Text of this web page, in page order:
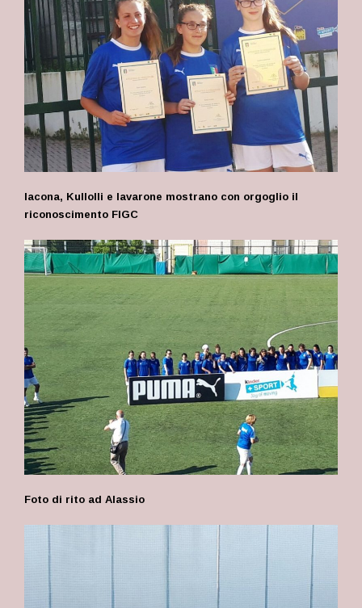
Iacona, Kullolli e Iavarone mostrano con orgoglio il
riconoscimento FIGC
Foto di rito ad Alassio